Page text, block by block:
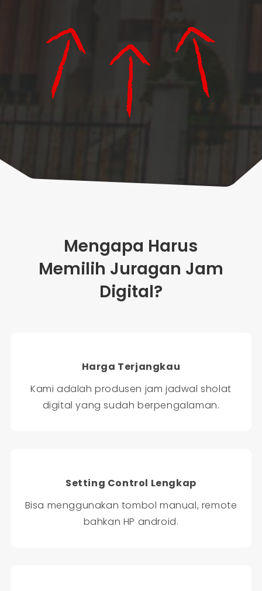
Mengapa Harus
Memilih Juragan Jam
Digital?
Harga Terjangkau
Kami adalah produsen jam jadwal sholat
digital yang sudah berpengalaman.
Setting Control Lengkap
Bisa menggunakan tombol manual, remote
bahkan HP android.